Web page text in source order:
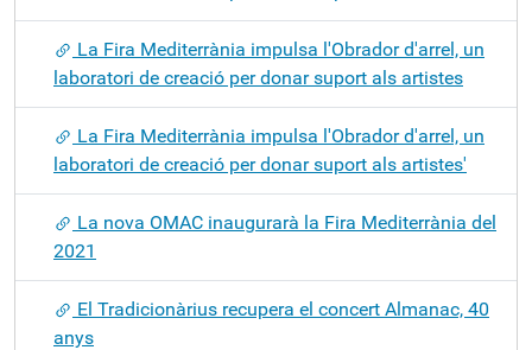
La Fira Mediterrània impulsa l'Obrador d'arrel, un
laboratori de creació per donar suport als artistes
La Fira Mediterrània impulsa l'Obrador d'arrel, un
laboratori de creació per donar suport als artistes'
La nova OMAC inaugurarà la Fira Mediterrània del
2021
El Tradicionàrius recupera el concert Almanac, 40
anys